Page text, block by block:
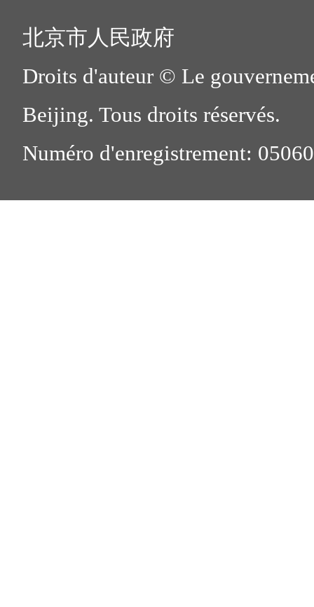
北京市人民政府
Droits d'auteur © Le
Beijing. Tous droits réservés.
Numéro d'enregistrement: